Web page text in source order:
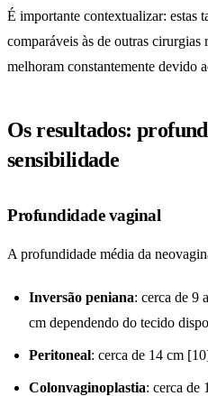
É importante contextualizar: estas
comparáveis às de outras cirurgias
melhoram constantemente devido
Os resultados:
sensibilidade
Profundidade vaginal
A profundidade média da
Inversão peniana: cerca de 9
cm dependendo do tecido
Peritoneal: cerca de 14 cm
Colonvaginoplastia: cerca de